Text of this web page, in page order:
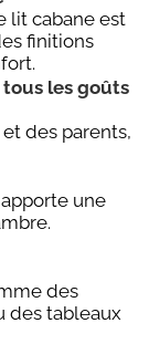
lit cabane est
finitions
les goûts
des parents,
une
des
des tableaux